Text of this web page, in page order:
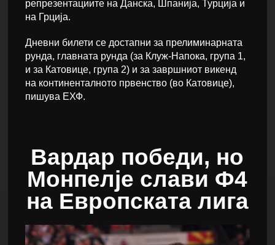
репрезентациите на Данска, Шпанија, Турција и
на Грција.
Дневни билети се достапни за прелиминарната
рунда, главната рунда (за Клуж-Напока, група 1,
и за Катовице, група 2) и за завршниот викенд
на континенталното првенство (во Катовице),
пишува ЕХФ.
Вардар победи, но
Монпелје слави Ф4
на Европската лига